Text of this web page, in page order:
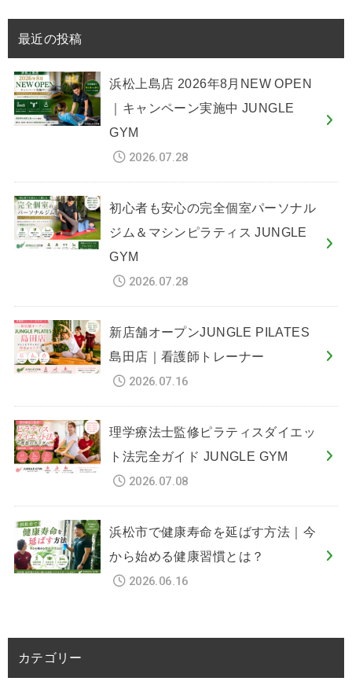
最近の投稿
浜松上島店 2026年8月NEW OPEN
｜キャンペーン実施中 JUNGLE
GYM
2026.07.28
初心者も安心の完全個室パーソナル
ジム＆マシンピラティス JUNGLE
GYM
2026.07.28
新店舗オープンJUNGLE PILATES
島田店｜看護師トレーナー
2026.07.16
理学療法士監修ピラティスダイエッ
ト法完全ガイド JUNGLE GYM
2026.07.08
浜松市で健康寿命を延ばす方法｜今
から始める健康習慣とは？
2026.06.16
カテゴリー